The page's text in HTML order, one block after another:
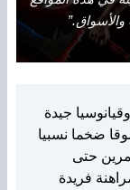
جيدة
ضخما نسبيا
حتى
فريدة